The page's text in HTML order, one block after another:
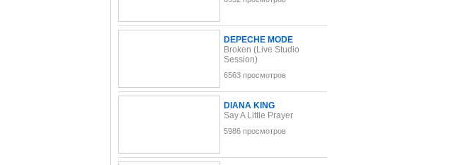
DEPECHE MODE
Broken (Live Studio
Session)
6563 просмотров
DIANA KING
Say A Little Prayer
5986 просмотров